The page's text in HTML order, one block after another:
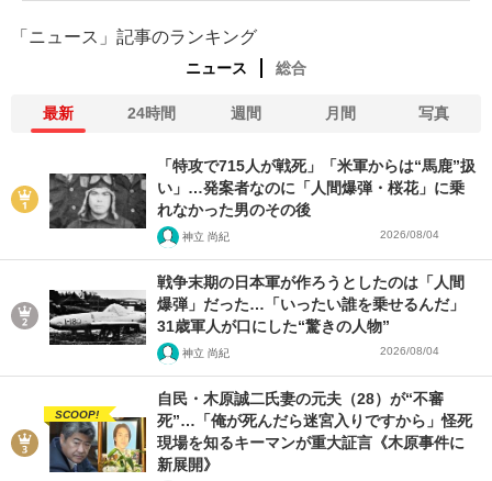
「ニュース」記事のランキング
ニュース 総合
最新 24時間 週間 月間 写真
「特攻で715人が戦死」「米軍からは“馬鹿”扱
い」…発案者なのに「人間爆弾・桜花」に乗
れなかった男のその後
神立 尚紀 2026/08/04
戦争末期の日本軍が作ろうとしたのは「人間
爆弾」だった…「いったい誰を乗せるんだ」
31歳軍人が口にした“驚きの人物”
神立 尚紀 2026/08/04
SCOOP!
自民・木原誠二氏妻の元夫（28）が“不審
死”…「俺が死んだら迷宮入りですから」怪死
現場を知るキーマンが重大証言《木原事件に
新展開》